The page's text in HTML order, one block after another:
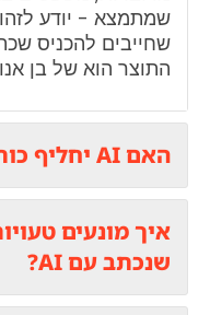
שמתמצא - יודע
שחייבים להכניס
התוצר הוא של בן
האם AI יחליף כותבים ומנהלי תוכן?
איך מונעים
שנכתב עם AI?